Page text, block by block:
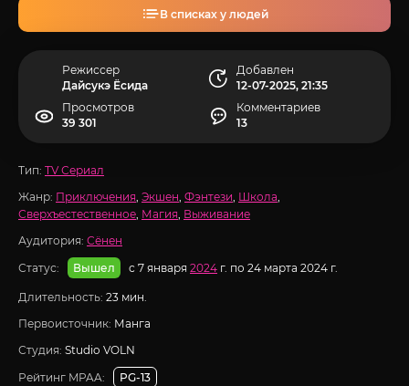
В списках у людей
Режиссер
Дайсукэ Ёсида
Добавлен
12-07-2025, 21:35
Просмотров
39 301
Комментариев
13
Тип: TV Сериал
Жанр: Приключения, Экшен, Фэнтези, Школа,
Сверхъестественное, Магия, Выживание
Аудитория: Сёнен
Статус:
Вышел с 7 января 2024 г. по 24 марта 2024 г.
Длительность: 23 мин.
Первоисточник: Манга
Студия: Studio VOLN
Рейтинг MPAA:
PG-13